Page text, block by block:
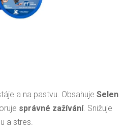
a na pastvu. Obsahuje Selen
správné zažívání. Snižuje
a stres.